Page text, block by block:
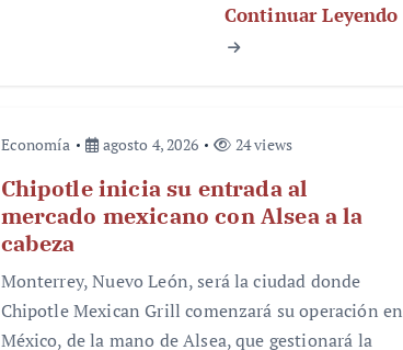
Continuar Leyendo
Economía agosto 4, 2026 24 views
Chipotle inicia su entrada al
mercado mexicano con Alsea a la
cabeza
Monterrey, Nuevo León, será la ciudad donde
Chipotle Mexican Grill comenzará su operación en
México, de la mano de Alsea, que gestionará la